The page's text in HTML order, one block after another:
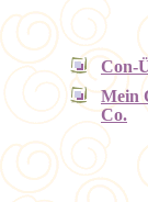
Con-
Mein
Co.